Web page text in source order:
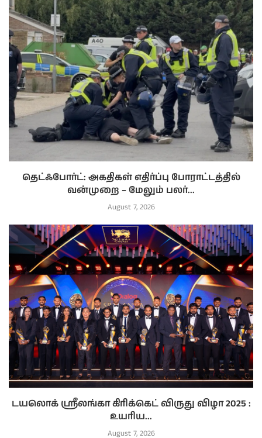
தெட்ஃபோர்ட்: அகதிகள் எதிர்ப்பு போராட்டத்தில்
வன்முறை – மேலும் பலர்...
August 7, 2026
டயலொக் ஸ்ரீலங்கா கிரிக்கெட் விருது விழா 2025 :
உயரிய...
August 7, 2026